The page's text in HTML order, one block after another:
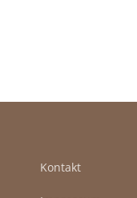
Kontakt